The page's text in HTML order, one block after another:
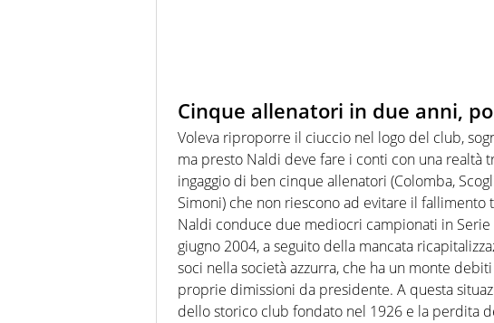
Cinque allenatori in due anni,
Voleva riproporre il ciuccio nel logo del club,
ma presto Naldi deve fare i conti con una realtà
ingaggio di ben cinque allenatori (Colomba,
Simoni) che non riescono ad evitare il
Naldi conduce due mediocri campionati in
giugno 2004, a seguito della mancata
soci nella società azzurra, che ha un monte
proprie dimissioni da presidente. A questa
dello storico club fondato nel 1926 e la perdita